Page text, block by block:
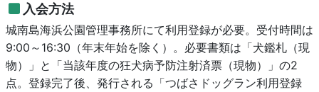
入会方法
城南島海浜公園管理事務所にて利用登録が必要。受付時間は
9:00～16:30（年末年始を除く）。必要書類は「犬鑑札（現
物）」と「当該年度の狂犬病予防注射済票（現物）」の2
点。登録完了後、発行される「つばさドッグラン利用登録